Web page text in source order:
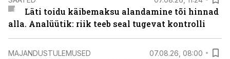
Läti toidu käibemaksu alandamine tõi hinnad
alla. Analüütik: riik teeb seal tugevat kontrolli
MAJANDUSTULEMUSED 07.08.26, 08:00